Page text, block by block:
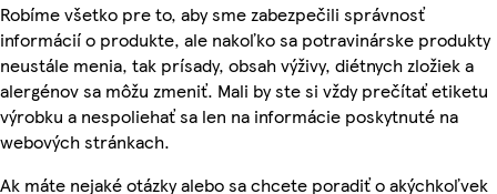
Robíme všetko pre to, aby sme zabezpečili správnosť
informácií o produkte, ale nakoľko sa potravinárske produkty
neustále menia, tak prísady, obsah výživy, diétnych zložiek a
alergénov sa môžu zmeniť. Mali by ste si vždy prečítať etiketu
výrobku a nespoliehať sa len na informácie poskytnuté na
webových stránkach.
Ak máte nejaké otázky alebo sa chcete poradiť o akýchkoľvek